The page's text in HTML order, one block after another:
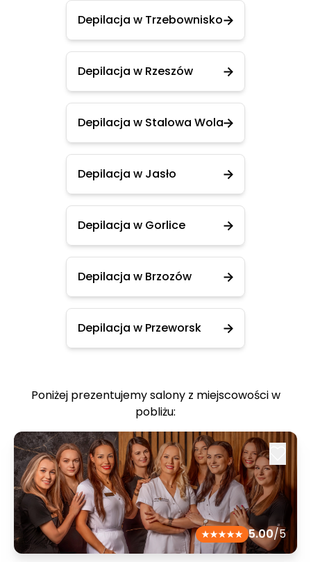
Depilacja w Trzebownisko
Depilacja w Rzeszów
Depilacja w Stalowa Wola
Depilacja w Jasło
Depilacja w Gorlice
Depilacja w Brzozów
Depilacja w Przeworsk
Poniżej prezentujemy salony z miejscowości w
pobliżu:
5.00/5